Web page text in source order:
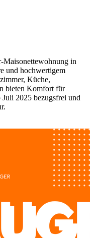
Maisonettewohnung in
und hochwertigem
Küche,
bieten Komfort für
2025 bezugsfrei und